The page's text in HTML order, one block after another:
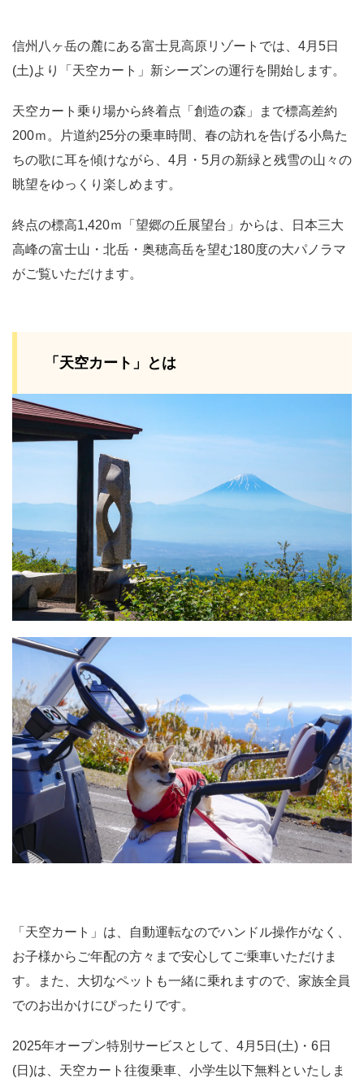
信州八ヶ岳の麓にある富士見高原リゾートでは、4月5日
(土)より「天空カート」新シーズンの運行を開始します。
天空カート乗り場から終着点「創造の森」まで標高差約
200ｍ。片道約25分の乗車時間、春の訪れを告げる小鳥た
ちの歌に耳を傾けながら、4月・5月の新緑と残雪の山々の
眺望をゆっくり楽しめます。
終点の標高1,420ｍ「望郷の丘展望台」からは、日本三大
高峰の富士山・北岳・奥穂高岳を望む180度の大パノラマ
がご覧いただけます。
「天空カート」とは
「天空カート」は、自動運転なのでハンドル操作がなく、
お子様からご年配の方々まで安心してご乗車いただけま
す。また、大切なペットも一緒に乗れますので、家族全員
でのお出かけにぴったりです。
2025年オープン特別サービスとして、4月5日(土)・6日
(日)は、天空カート往復乗車、小学生以下無料といたしま